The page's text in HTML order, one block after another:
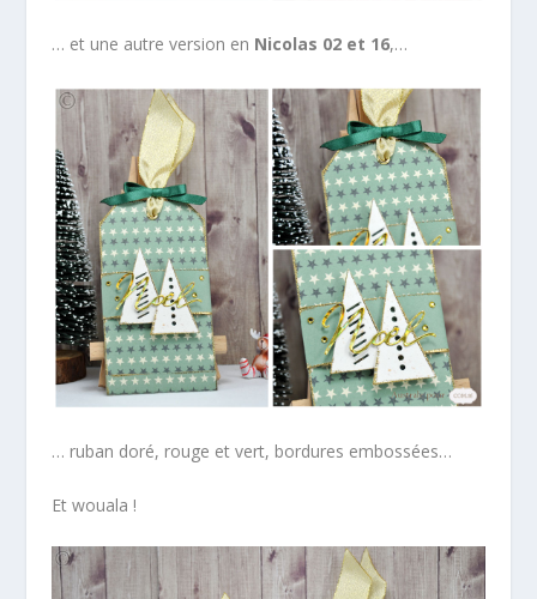
… et une autre version en Nicolas 02 et 16,…
… ruban doré, rouge et vert, bordures embossées…
Et wouala !